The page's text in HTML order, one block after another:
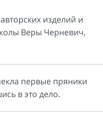
изделий и
Веры Черневич,
первые пряники
в это дело.